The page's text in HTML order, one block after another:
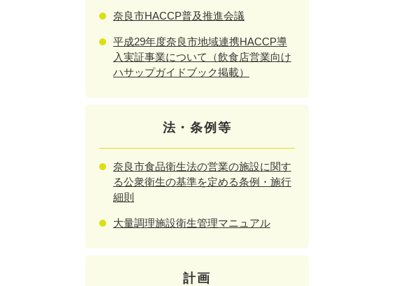
奈良市HACCP普及推進会議
平成29年度奈良市地域連携HACCP導
入実証事業について（飲食店営業向け
ハサップガイドブック掲載）
法・条例等
奈良市食品衛生法の営業の施設に関す
る公衆衛生の基準を定める条例・施行
細則
大量調理施設衛生管理マニュアル
計画